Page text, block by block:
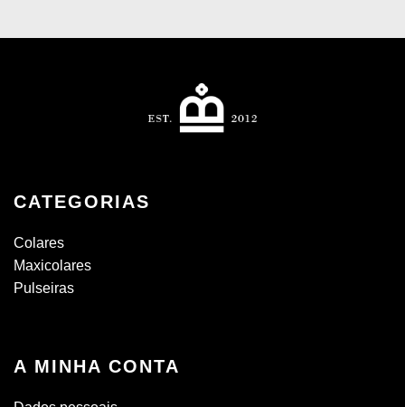
CATEGORIAS
Colares
Maxicolares
Pulseiras
A MINHA CONTA